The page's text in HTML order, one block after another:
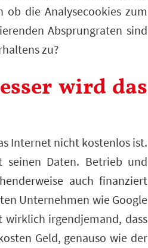
ob die Analysecookies zum
Absprungraten sind
zu?
wird das
Internet nicht kostenlos ist.
Daten. Betrieb und
auch finanziert
Unternehmen wie Google
wirklich irgendjemand, dass
Geld, genauso wie der